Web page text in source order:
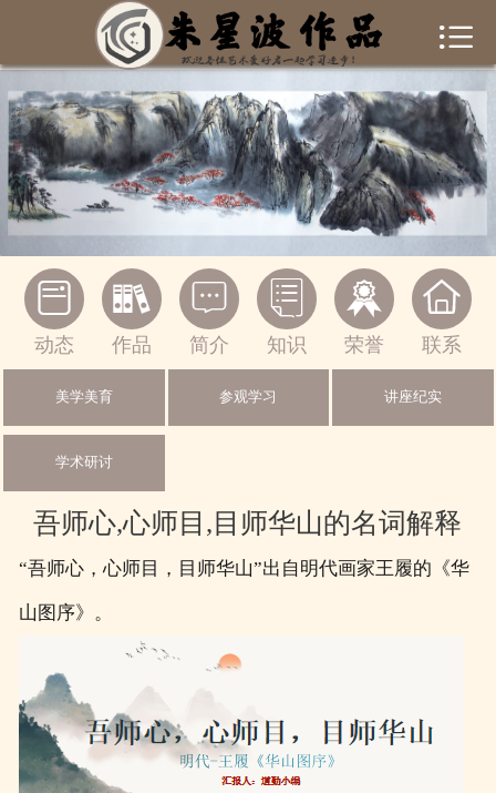
 首页
作品集锦
新闻资讯
书画常识
联系我们
一起交流
绘画作品


动态

作品

简介

知识

荣誉

联系
美学美育 参观学习 讲座纪实
学术研讨
吾师心,心师目,目师华山的名词解释
“吾师心，心师目，目师华山”出自明代画家王履的《华
山图序》‌。‌